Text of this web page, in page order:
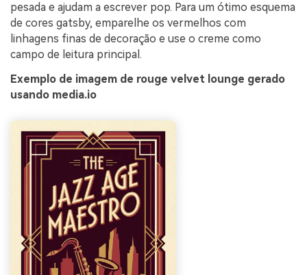
pesada e ajudam a escrever pop. Para um ótimo esquema
de cores gatsby, emparelhe os vermelhos com
linhagens finas de decoração e use o creme como
campo de leitura principal.
Exemplo de imagem de rouge velvet lounge gerado
usando media.io